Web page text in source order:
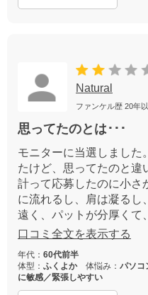
Natural
ファンケル歴 20年
思ってたのとは･･･
モニターに当選しました
たけど、思ってたのと違
計って応募したのに小さ
に流れるし、肩は凝るし
遠く、パットが分厚くて
えます。楽しみだったか
口コミ全文を表示する
年代： 60代前半
体型： ふくよか体悩み： パソコ
に敏感／緊張しやすい